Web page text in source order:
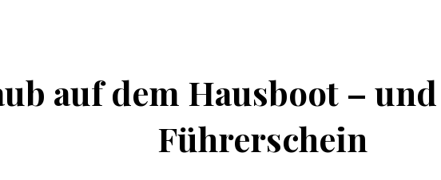
auf dem Hausboot –
Führerschein